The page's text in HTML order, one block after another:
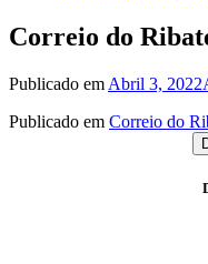
Correio do
Publicado em Abril 3, 2022
Publicado em Correio do